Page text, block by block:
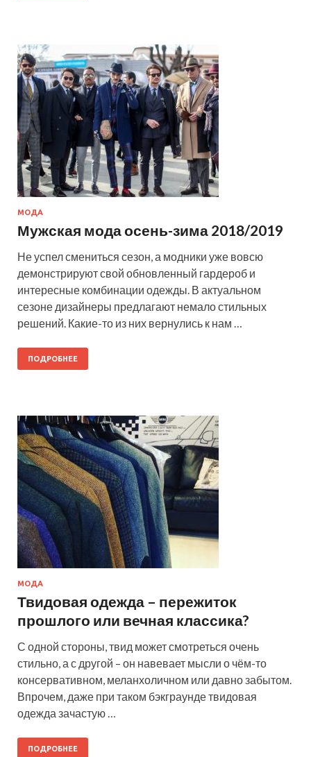
МОДА
Мужская мода осень-зима 2018/2019
Не успел смениться сезон, а модники уже вовсю
демонстрируют свой обновленный гардероб и
интересные комбинации одежды. В актуальном
сезоне дизайнеры предлагают немало стильных
решений. Какие-то из них вернулись к нам …
ПОДРОБНЕЕ
МОДА
Твидовая одежда – пережиток
прошлого или вечная классика?
С одной стороны, твид может смотреться очень
стильно, а с другой – он навевает мысли о чём-то
консервативном, меланхоличном или давно забытом.
Впрочем, даже при таком бэкграунде твидовая
одежда зачастую …
ПОДРОБНЕЕ